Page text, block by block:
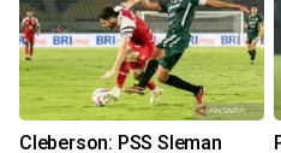
Cleberson: PSS Sleman